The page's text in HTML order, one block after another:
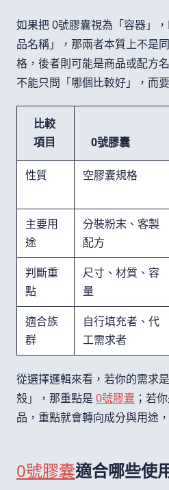
如果把 0號膠囊視為「容器」
品名稱」，那兩者本質上不是
格，後者則可能是商品或配方
不能只問「哪個比較好」，而
比較
項目
0號膠囊
性質 空膠囊規格
主要用
途
分裝粉末、客製
配方
判斷重
點
尺寸、材質、容
量
適合族
群
自行填充者、代
工需求者
從選擇邏輯來看，若你的需求
殼」，那重點是 0號膠囊 ；若
品，重點就會轉向成分與用途
0號膠囊適合哪些使